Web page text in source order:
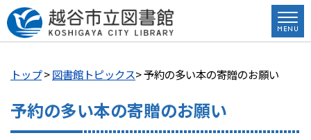
トップ>図書館トピックス> 予約の多い本の寄贈のお願い
予約の多い本の寄贈のお願い